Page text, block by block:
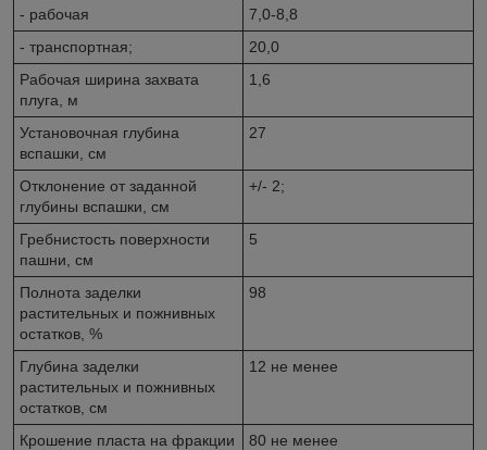
- рабочая
7,0-8,8
- транспортная;
20,0
Рабочая ширина захвата
плуга, м
1,6
Установочная глубина
вспашки, см
27
Отклонение от заданной
глубины вспашки, см
+/- 2;
Гребнистость поверхности
пашни, см
5
Полнота заделки
растительных и пожнивных
остатков, %
98
Глубина заделки
растительных и пожнивных
остатков, см
12 не менее
Крошение пласта на фракции
80 не менее